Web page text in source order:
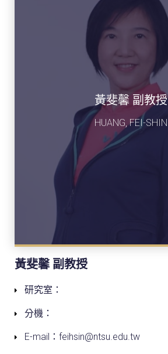
黃斐馨 副教授
HUANG, FEI-SHIN
黃斐馨 副教授
研究室：
分機：
E-mail：feihsin@ntsu.edu.tw